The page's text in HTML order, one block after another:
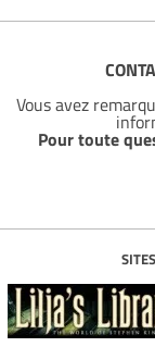
Vous avez
Pour toute